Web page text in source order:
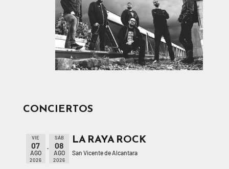
CONCIERTOS
VIE
07
AGO
2026
SÁB
08
AGO
2026
LA RAYA ROCK
San Vicente de Alcantara